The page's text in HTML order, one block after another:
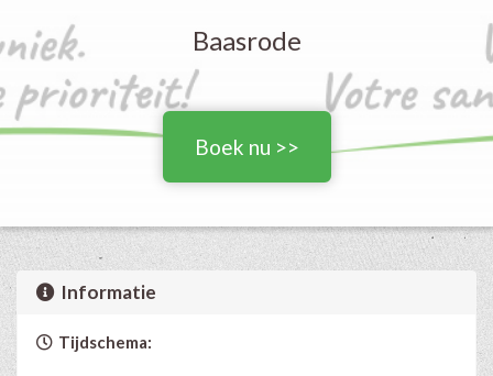
Baasrode
Boek nu >>
Informatie
Tijdschema: